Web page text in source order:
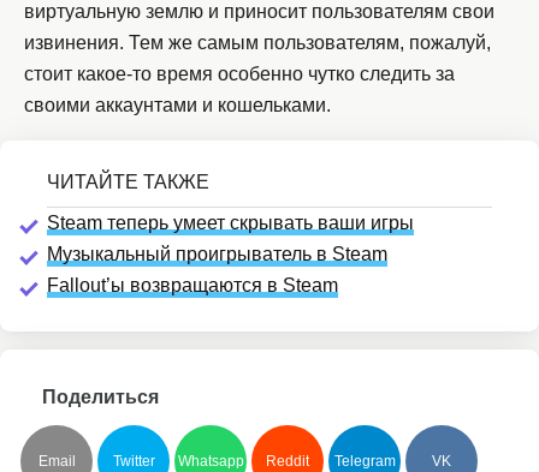
виртуальную землю и приносит пользователям свои
извинения. Тем же самым пользователям, пожалуй,
стоит какое-то время особенно чутко следить за
своими аккаунтами и кошельками.
Steam теперь умеет скрывать ваши игры
Музыкальный проигрыватель в Steam
Fallout’ы возвращаются в Steam
Поделиться
Email Twitter Whatsapp Reddit Telegram VK